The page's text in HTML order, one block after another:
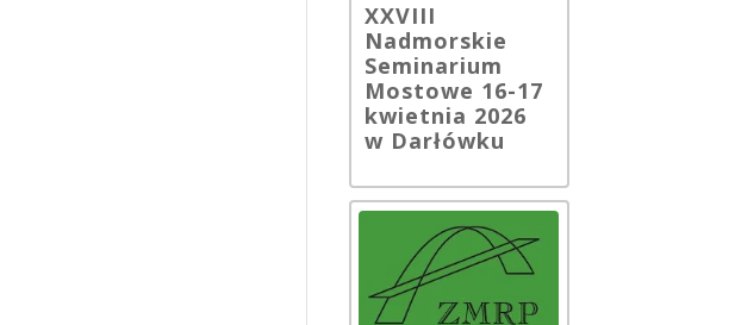
XXVIII
Nadmorskie
Seminarium
Mostowe 16-17
kwietnia 2026
w Darłówku